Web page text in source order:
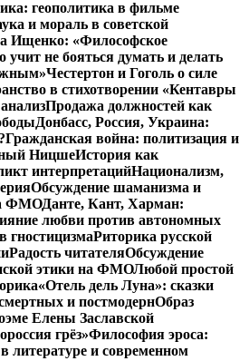
геополитика в фильме
и мораль в советской
Ищенко: «Философское
учит не бояться думать и делать
Честертон и Гоголь о силе
в стихотворении «Кентавры
Продажа должностей как
Донбасс, Россия, Украина:
Гражданская война: политизация и
НицшеИстория как
интерпретацийНационализм,
Обсуждение шаманизма и
ФМОДанте, Кант, Харман:
любви против автономных
гностицизмаРиторика русской
Радость читателяОбсуждение
этики на ФМОЛюбой простой
«Отель дель Луна»: сказки
и постмодернОбраз
Елены Заславской
грёз»Философия эроса:
литературе и современном